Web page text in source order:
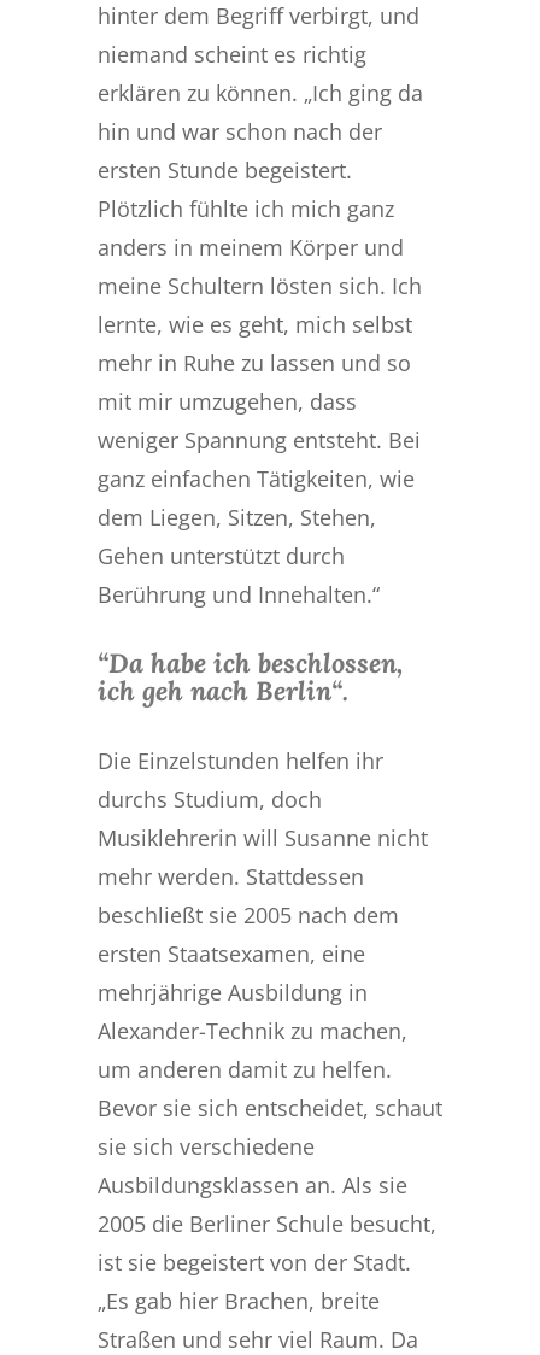
hinter dem Begriff verbirgt, und
niemand scheint es richtig
erklären zu können. „Ich ging da
hin und war schon nach der
ersten Stunde begeistert.
Plötzlich fühlte ich mich ganz
anders in meinem Körper und
meine Schultern lösten sich. Ich
lernte, wie es geht, mich selbst
mehr in Ruhe zu lassen und so
mit mir umzugehen, dass
weniger Spannung entsteht. Bei
ganz einfachen Tätigkeiten, wie
dem Liegen, Sitzen, Stehen,
Gehen unterstützt durch
Berührung und Innehalten.“
“Da habe ich beschlossen,
ich geh nach Berlin“.
Die Einzelstunden helfen ihr
durchs Studium, doch
Musiklehrerin will Susanne nicht
mehr werden. Stattdessen
beschließt sie 2005 nach dem
ersten Staatsexamen, eine
mehrjährige Ausbildung in
Alexander-Technik zu machen,
um anderen damit zu helfen.
Bevor sie sich entscheidet, schaut
sie sich verschiedene
Ausbildungsklassen an. Als sie
2005 die Berliner Schule besucht,
ist sie begeistert von der Stadt.
„Es gab hier Brachen, breite
Straßen und sehr viel Raum. Da